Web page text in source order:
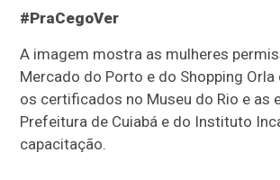
#PraCegoVer
A imagem mostra as mulheres
Mercado do Porto e do Shopping Orla
os certificados no Museu do Rio e as
Prefeitura de Cuiabá e do Instituto
capacitação.